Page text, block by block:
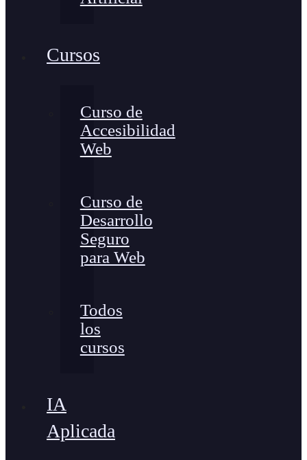
Cursos
Curso de
Accesibilidad
Web
Curso de
Desarrollo
Seguro
para Web
Todos
los
cursos
IA
Aplicada